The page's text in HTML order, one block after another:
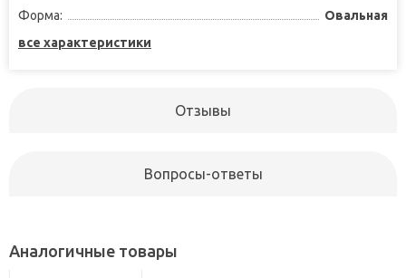
Форма:
Овальная
все характеристики
Отзывы
Вопросы-ответы
Аналогичные товары